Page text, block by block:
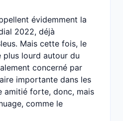
évidemment la
2022, déjà
Mais cette fois, le
lourd autour du
concerné par
importante dans les
amitié forte, donc, mais
comme le